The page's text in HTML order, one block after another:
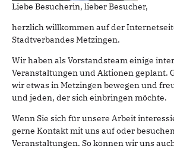
Liebe Besucherin, lieber Besucher,
herzlich willkommen auf der
Stadtverbandes Metzingen.
Wir haben als Vorstandsteam einige
Veranstaltungen und Aktionen geplant.
wir etwas in Metzingen bewegen und
und jeden, der sich einbringen möchte.
Wenn Sie sich für unsere Arbeit
gerne Kontakt mit uns auf oder
Veranstaltungen. So können wir uns